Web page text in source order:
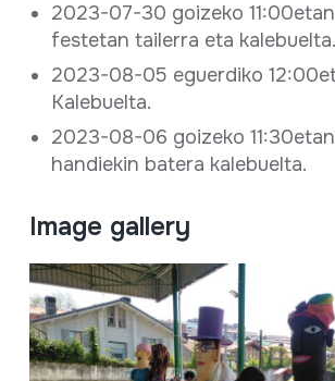
2023-07-30 goizeko
festetan tailerra eta kalebuelta.
2023-08-05 eguerdiko
Kalebuelta.
2023-08-06 goizeko
handiekin batera kalebuelta.
Image gallery